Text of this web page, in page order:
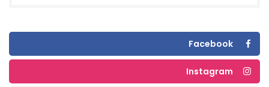
Facebook
Instagram